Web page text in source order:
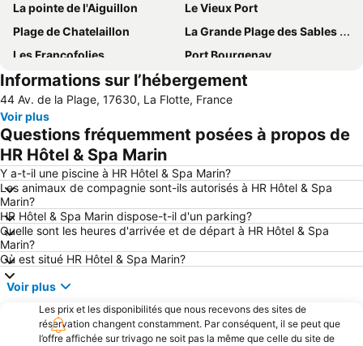
La pointe de l'Aiguillon
Le Vieux Port
Plage de Chatelaillon
La Grande Plage des Sables d'Olonne
Les Francofolies
Port Bourgenay
Piscine d'eau de mer du Remblai
Châtelaillon
Plage de Boyardville
Port de Plaisance des Minimes
Aéroport de La Rochelle - île de Ré
Plage de Chef de Baie
Port Olona
Grande Plage de La Tranche - Mer
Hôtel de Ville de La Rochelle
Plage de l'Espérance
Port de La Guittière
La Grière
Gare de Surgères
Port de plaisance de Rochefort
Les Conches
Le remblai des Sables d'Olonne
La plage de Couarde-sur-Mer
Plage de Marennes
Plage de Gatseau
Le Grand Pavois
l'Ile de Ré Bridge
Informations sur l’hébergement
44 Av. de la Plage, 17630, La Flotte, France
Voir plus
Questions fréquemment posées à propos de
HR Hôtel & Spa Marin
Y a-t-il une piscine à HR Hôtel & Spa Marin?
Les animaux de compagnie sont-ils autorisés à HR Hôtel & Spa
Marin?
HR Hôtel & Spa Marin dispose-t-il d'un parking?
Quelle sont les heures d'arrivée et de départ à HR Hôtel & Spa
Marin?
Où est situé HR Hôtel & Spa Marin?
Voir plus
Les prix et les disponibilités que nous recevons des sites de
réservation changent constamment. Par conséquent, il se peut que
l’offre affichée sur trivago ne soit pas la même que celle du site de